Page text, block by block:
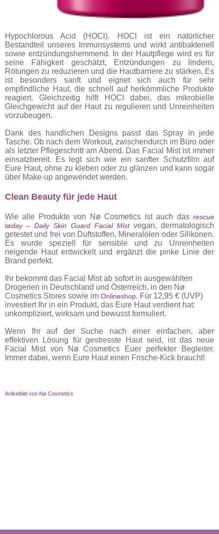
Hypochlorous Acid (HOCl). HOCl ist ein natürlicher
Bestandteil unseres Immunsystems und wirkt antibakteriell
sowie entzündungshemmend. In der Hautpflege wird es für
seine Fähigkeit geschätzt, Entzündungen zu lindern,
Rötungen zu reduzieren und die Hautbarriere zu stärken. Es
ist besonders sanft und eignet sich auch für sehr
empfindliche Haut, die schnell auf herkömmliche Produkte
reagiert. Gleichzeitig hilft HOCl dabei, das mikrobielle
Gleichgewicht auf der Haut zu regulieren und Unreinheiten
vorzubeugen.
Dank des handlichen Designs passt das Spray in jede
Tasche. Ob nach dem Workout, zwischendurch im Büro oder
als letzter Pflegeschritt am Abend. Das Facial Mist ist immer
einsatzbereit. Es legt sich wie ein sanfter Schutzfilm auf
Eure Haut, ohne zu kleben oder zu glänzen und kann sogar
über Make-up angewendet werden.
Clean Beauty für jede Haut
Wie alle Produkte von Nø Cosmetics ist auch das rescue
tøday – Daily Skin Guard Facial Mistvegan, dermatologisch
getestet und frei von Duftstoffen, Mineralölen oder Silikonen.
Es wurde speziell für sensible und zu Unreinheiten
neigende Haut entwickelt und ergänzt die pinke Linie der
Brand perfekt.
Ihr bekommt das Facial Mist ab sofort in ausgewählten
Drogerien in Deutschland und Österreich, in den Nø
Cosmetics Stores sowie im Onlineshop. Für 12,95 € (UVP)
investiert Ihr in ein Produkt, das Eure Haut verdient hat:
unkompliziert, wirksam und bewusst formuliert.
Wenn Ihr auf der Suche nach einer einfachen, aber
effektiven Lösung für gestresste Haut seid, ist das neue
Facial Mist von Nø Cosmetics Euer perfekter Begleiter.
Immer dabei, wenn Eure Haut einen Frische-Kick braucht!
Artikelbild von Nø Cosmetics